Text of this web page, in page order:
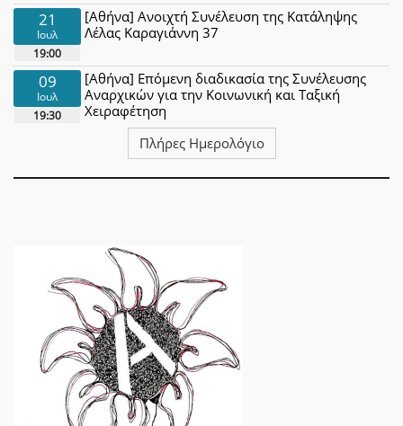
21
Ιουλ
19:00
[Αθήνα] Ανοιχτή Συνέλευση της Κατάληψης
Λέλας Καραγιάννη 37
09
Ιουλ
19:30
[Αθήνα] Επόμενη διαδικασία της Συνέλευσης
Αναρχικών για την Κοινωνική και Ταξική
Χειραφέτηση
Πλήρες Ημερολόγιο